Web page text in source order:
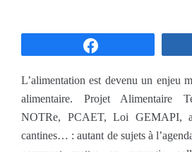
L’alimentation est devenu un enjeu
alimentaire. Projet Alimentaire
NOTRe, PCAET, Loi GEMAPI,
cantines… : autant de sujets à